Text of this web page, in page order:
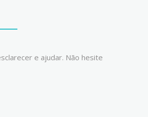
e ajudar. Não hesite